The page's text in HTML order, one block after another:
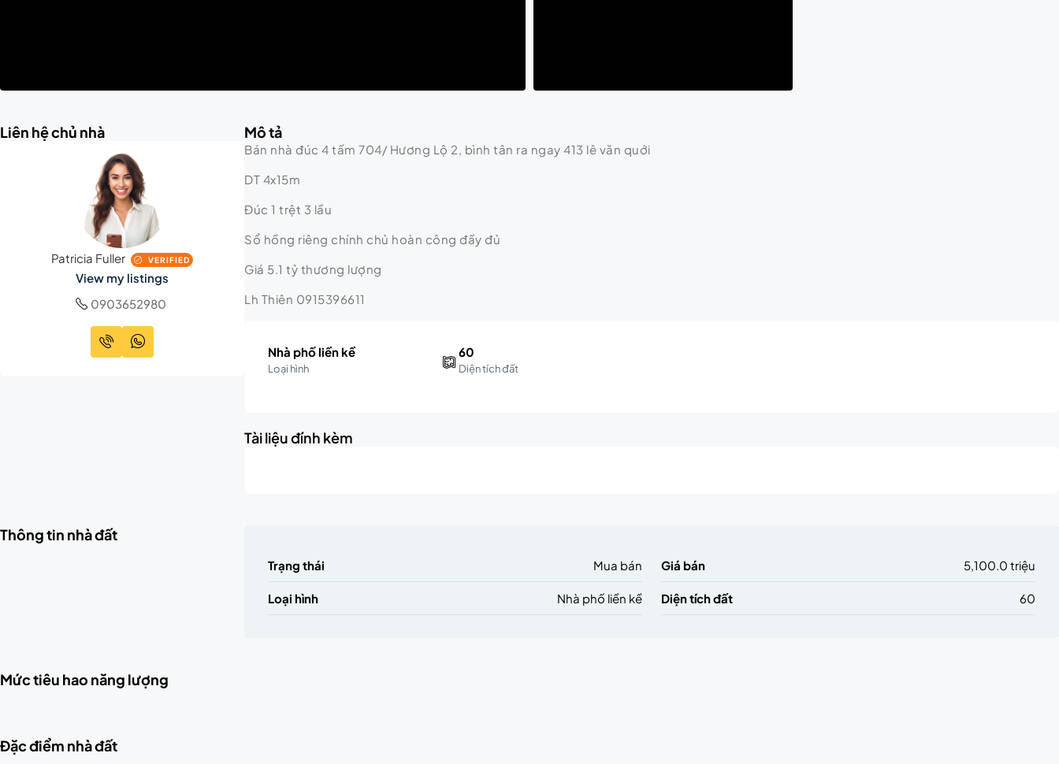
Liên hệ chủ nhà
Patricia Fuller VERIFIED
View my listings
0903652980
Mô tả
Bán nhà đúc 4 tấm 704/ Hương Lộ 2, bình tân ra ngay 413 lê văn quới
DT 4x15m
Đúc 1 trệt 3 lầu
Sổ hồng riêng chính chủ hoàn công đầy đủ
Giá 5.1 tỷ thương lượng
Lh Thiên 0915396611
Nhà phố liền kề
Loại hình
60
Diện tích đất
Tài liệu đính kèm
Thông tin nhà đất
Trạng thái Mua bán Giá bán 5,100.0 triệu
Loại hình Nhà phố liền kề Diện tích đất 60
Mức tiêu hao năng lượng
Đặc điểm nhà đất